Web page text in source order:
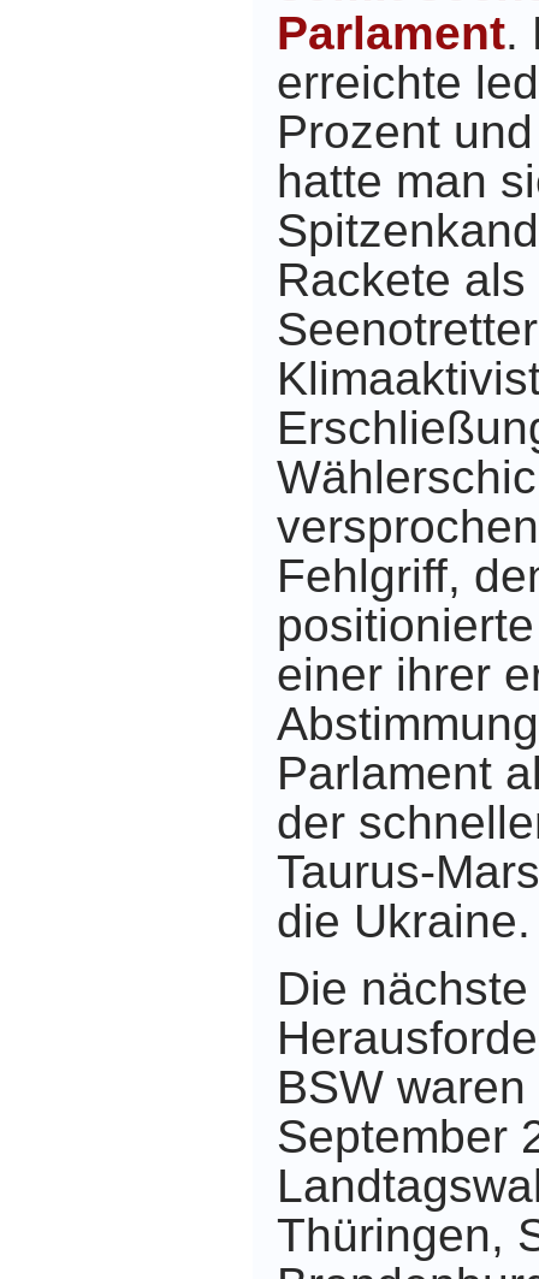
Parlament.
erreichte
Prozent
hatte man
Rackete
Fehlgriff,
einer ihrer
Parlament
der
Taurus-
die Ukraine.
Die
BSW
September
Thüringen,